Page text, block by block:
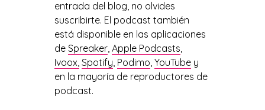
entrada del blog, no olvides
suscribirte. El podcast también
está disponible en las aplicaciones
de Spreaker, Apple Podcasts,
Ivoox, Spotify, Podimo, YouTubey
en la mayoría de reproductores de
podcast.